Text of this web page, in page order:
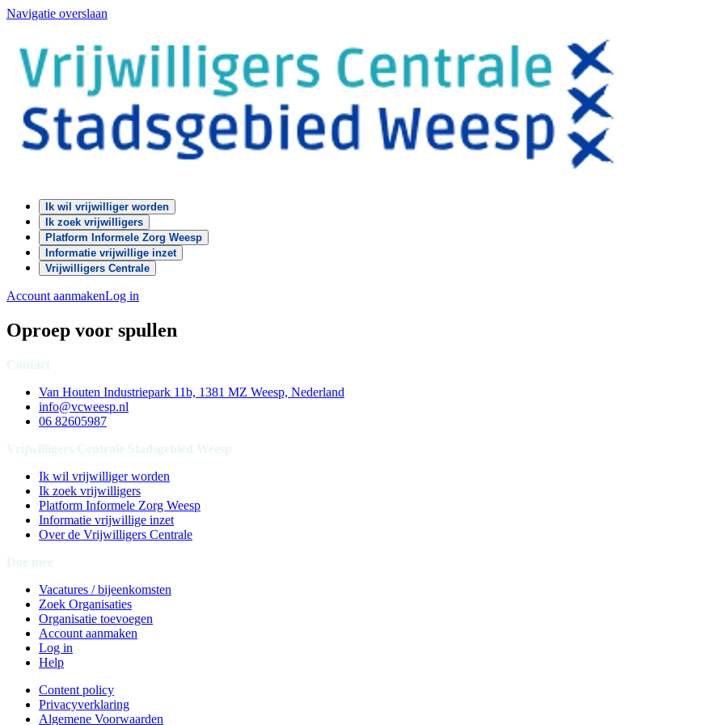
Navigatie overslaan
Ik wil vrijwilliger worden
Ik zoek vrijwilligers
Platform Informele Zorg Weesp
Informatie vrijwillige inzet
Vrijwilligers Centrale
Account aanmakenLog in
Oproep voor spullen
Van Houten Industriepark 11b, 1381 MZ Weesp, Nederland
info@vcweesp.nl
06 82605987
Ik wil vrijwilliger worden
Ik zoek vrijwilligers
Platform Informele Zorg Weesp
Informatie vrijwillige inzet
Over de Vrijwilligers Centrale
Vacatures / bijeenkomsten
Zoek Organisaties
Organisatie toevoegen
Account aanmaken
Log in
Help
Content policy
Privacyverklaring
Algemene Voorwaarden